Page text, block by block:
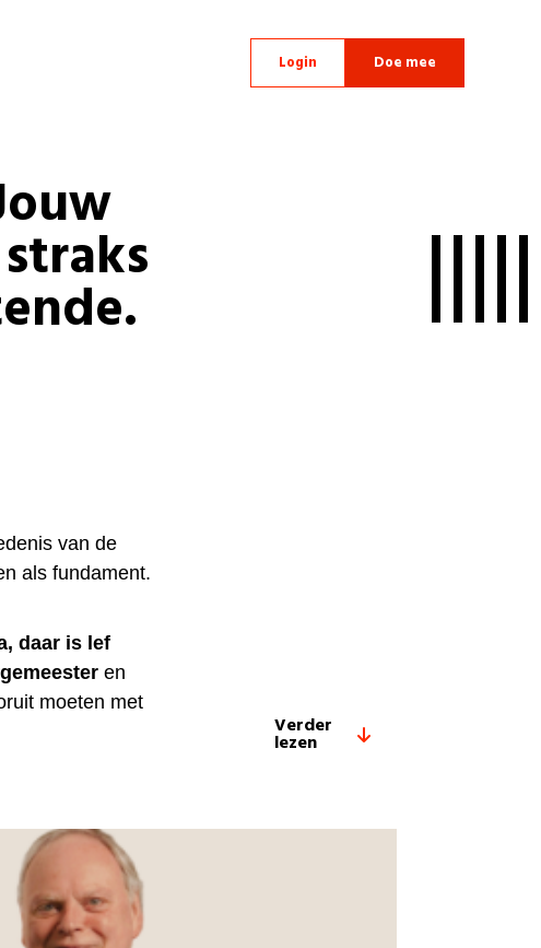
Login Doe mee
van de
als fundament.
daar is lef
en
moeten met
Verder
lezen